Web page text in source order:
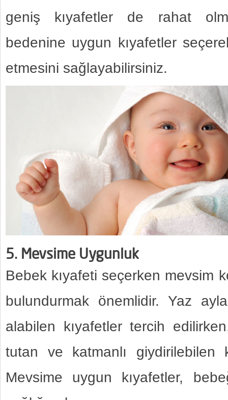
geniş kıyafetler de rahat
bedenine uygun kıyafetler
etmesini sağlayabilirsiniz.
5. Mevsime Uygunluk
Bebek kıyafeti seçerken mevsim
bulundurmak önemlidir. Yaz
alabilen kıyafetler tercih
tutan ve katmanlı giydirilebilen
Mevsime uygun kıyafetler,